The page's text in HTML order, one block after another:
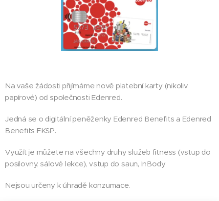
Na vaše žádosti přijímáme nově platební karty (nikoliv
papírové) od společnosti Edenred.
Jedná se o digitální peněženky Edenred Benefits a Edenred
Benefits FKSP.
Využít je můžete na všechny druhy služeb fitness (vstup do
posilovny, sálové lekce), vstup do saun, InBody.
Nejsou určeny k úhradě konzumace.